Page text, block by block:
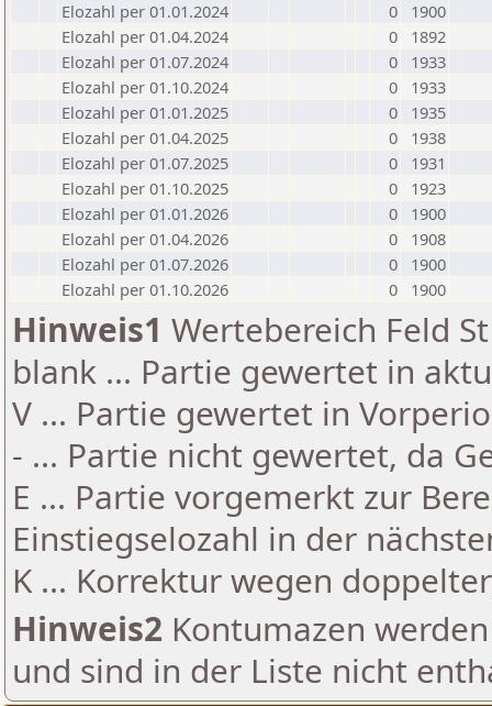
Elozahl per 01.01.2024
0
1900
Elozahl per 01.04.2024
0
1892
Elozahl per 01.07.2024
0
1933
Elozahl per 01.10.2024
0
1933
Elozahl per 01.01.2025
0
1935
Elozahl per 01.04.2025
0
1938
Elozahl per 01.07.2025
0
1931
Elozahl per 01.10.2025
0
1923
Elozahl per 01.01.2026
0
1900
Elozahl per 01.04.2026
0
1908
Elozahl per 01.07.2026
0
1900
Elozahl per 01.10.2026
0 1900
Hinweis1 Wertebereich Feld
blank ... Partie gewertet in
V ... Partie gewertet in
- ... Partie nicht gewertet, da
E ... Partie vorgemerkt zur
Einstiegselozahl in der
K ... Korrektur wegen
Hinweis2 Kontumazen
und sind in der Liste nicht